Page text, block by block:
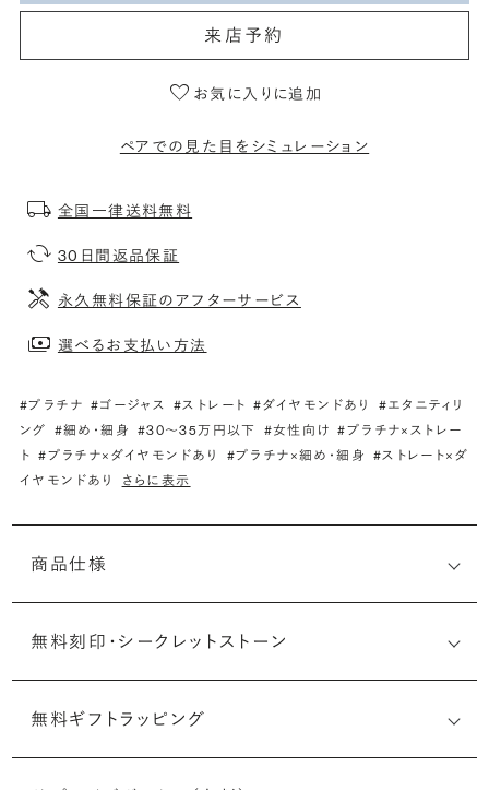
来店予約
お気に入りに追加
ペアでの見た目をシミュレーション
全国一律送料無料
30日間返品保証
永久無料保証のアフターサービス
選べるお支払い方法
#プラチナ #ゴージャス #ストレート #ダイヤモンドあり
#エタニティリ
ング #細め・細身 #30〜35万円以下 #女性向け #プラチナ×ストレー
ト #プラチナ×ダイヤモンドあり #プラチナ×細め・細身 #ストレート×ダ
イヤモンドあり
さらに表示
商品仕様
無料刻印・ シークレットストーン
刻印メッセージ：半角英数字20文字まで刻印可能
無料ギフトラッピング